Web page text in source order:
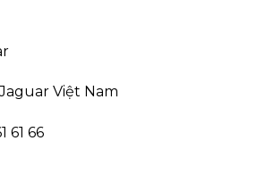
Việt Nam
61 66